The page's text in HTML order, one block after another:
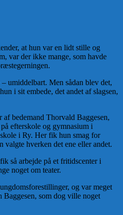
at hun var en lidt stille og
var der ikke mange, som havde
umiddelbart. Men sådan blev det,
i sit embede, det andet af slagsen,
af bedemand Thorvald Baggesen,
efterskole og gymnasium i
i Ry. Her fik hun smag for
valgte hverken det ene eller andet.
så arbejde på et fritidscenter i
noget om teater.
og var meget
Baggesen, som dog ville noget